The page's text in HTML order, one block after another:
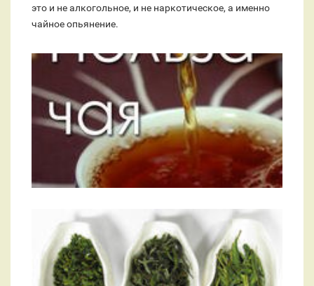
это и не алкогольное, и не наркотическое, а именно
чайное опьянение.